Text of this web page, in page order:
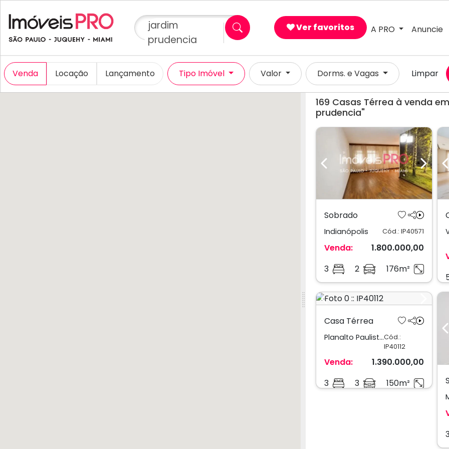
jardim
prudencia
× Ver favoritos A PRO Anuncie
Venda Locação Lançamento Tipo Imóvel Valor Dorms. e Vagas Limpar
169 Casas Térrea à venda
prudencia"
Previous Next
Sobrado
Indianópolis Cód.: IP40571
Venda:
1.800.000,00
3
2 176m²
Previous
Next
Casa Térrea
Planalto PaulistaCód.:
IP40112
Venda:
1.390.000,00
3
3 150m²